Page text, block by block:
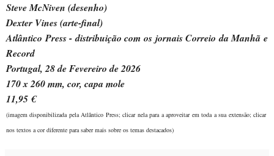
Steve McNiven (desenho)
Dexter Vines (arte-final)
Atlântico Press - distribuição com os jornais Correio da Manhã e
Record
Portugal, 28 de Fevereiro de 2026
170 x 260 mm, cor, capa mole
11,95 €
(imagem disponibilizada pela Atlântico Press; clicar nela para a aproveitar em toda a sua extensão; clicar
nos textos a cor diferente para saber mais sobre os temas destacados)